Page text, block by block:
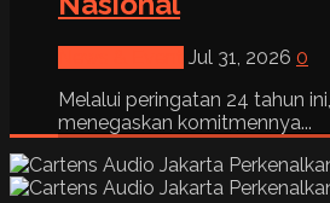
Jul 31, 2026 0
Melalui peringatan 24 tahun
menegaskan komitmennya...